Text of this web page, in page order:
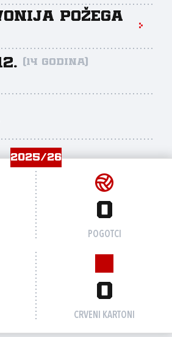
Požega
(14 godina)
2025/26
0
POGOTCI
0
CRVENI KARTONI